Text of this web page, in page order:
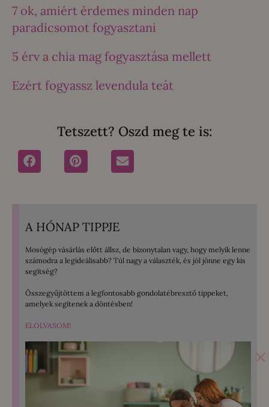
7 ok, amiért érdemes minden nap
paradicsomot fogyasztani
5 érv a chia mag fogyasztása mellett
Ezért fogyassz levendula teát
Tetszett? Oszd meg te is:
A HÓNAP TIPPJE
Mosógép vásárlás előtt állsz, de bizonytalan vagy, hogy melyik lenne
számodra a legideálisabb? Túl nagy a választék, és jól jönne egy kis
segítség?
Összegyűjtöttem a legfontosabb gondolatébresztő tippeket,
amelyek segítenek a döntésben!
ELOLVASOM!
×